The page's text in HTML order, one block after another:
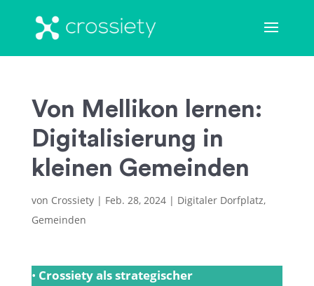
Von Mellikon lernen:
Digitalisierung in
kleinen Gemeinden
von Crossiety| Feb. 28, 2024| Digitaler Dorfplatz,
Gemeinden
• Crossiety als strategischer